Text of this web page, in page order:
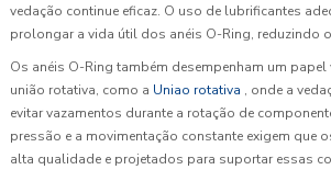
vedação continue eficaz. O uso de lubrificantes
prolongar a vida útil dos anéis O-Ring, reduzindo
Os anéis O-Ring também desempenham um
união rotativa, como a Uniao rotativa , onde a
evitar vazamentos durante a rotação de
pressão e a movimentação constante exigem que
alta qualidade e projetados para suportar essas